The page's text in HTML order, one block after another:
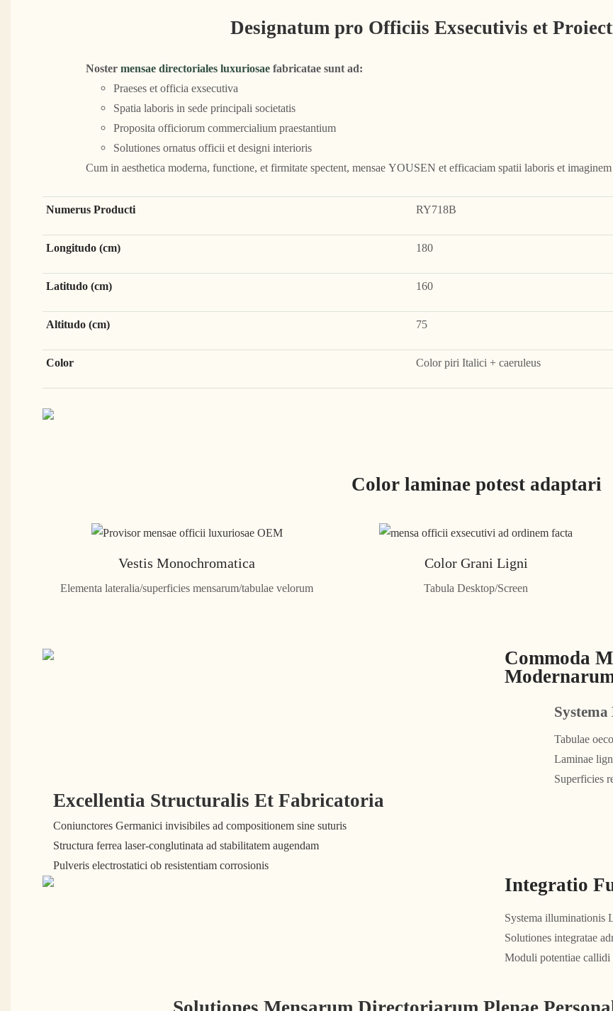
Designatum pro Officiis Exsecutivis et
Nostermensae directoriales luxuriosae fabricatae sunt ad:
Praeses et officia exsecutiva
Spatia laboris in sede principali societatis
Proposita officiorum commercialium praestantium
Solutiones ornatus officii et designi interioris
Cum in aesthetica moderna, functione, et firmitate spectent, mensae YOUSEN et efficaciam spatii laboris et
Numerus Producti RY718B
Longitudo (cm) 180
Latitudo (cm) 160
Altitudo (cm) 75
Color Color piri Italici + caeruleus
Color laminae potest adaptari
Vestis Monochromatica
Elementa lateralia/superficies mensarum/tabulae velorum
Color Grani Ligni
Tabula Desktop/Screen
Commoda
Tabulae
Laminae
Superficies
Excellentia Structuralis Et Fabricatoria
Coniunctores Germanici invisibiles ad compositionem sine suturis
Structura ferrea laser-conglutinata ad stabilitatem augendam
Pulveris electrostatici ob resistentiam corrosionis
Integratio
Systema illuminationis
Solutiones integratae
Moduli potentiae